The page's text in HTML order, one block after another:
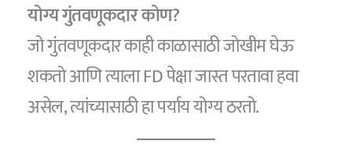
योग्य गुंतवणूकदार कोण?
जो गुंतवणूकदार काही काळासाठी जोखीम घेऊ
शकतो आणि त्याला FD पेक्षा जास्त परतावा हवा
असेल, त्यांच्यासाठी हा पर्याय योग्य ठरतो.